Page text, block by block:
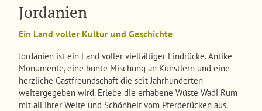
Jordanien
Ein Land voller Kultur und Geschichte
Jordanien ist ein Land voller vielfältiger Eindrücke. Antike
Monumente, eine bunte Mischung an Künstlern und eine
herzliche Gastfreundschaft die seit Jahrhunderten
weitergegeben wird. Erlebe die erhabene Wüste Wadi Rum
mit all ihrer Weite und Schönheit vom Pferderücken aus.